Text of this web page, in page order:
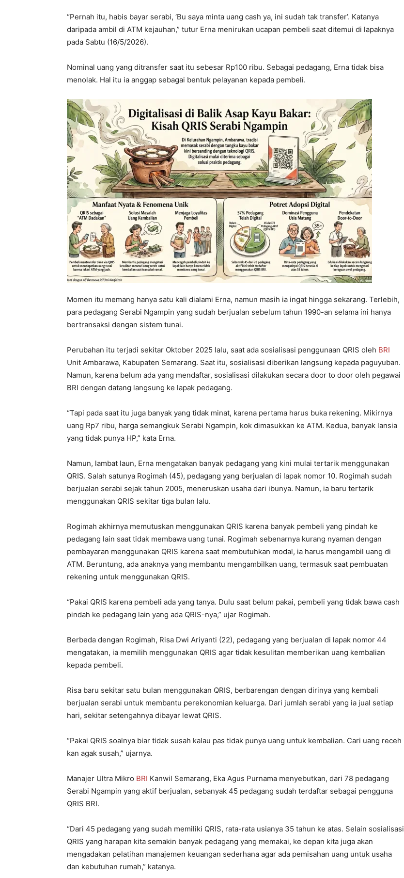
“Pernah itu, habis bayar serabi, ‘Bu saya minta uang cash ya, ini sudah tak transfer’. Katanya
daripada ambil di ATM kejauhan,” tutur Erna menirukan ucapan pembeli saat ditemui di lapaknya
pada Sabtu (16/5/2026).
Nominal uang yang ditransfer saat itu sebesar Rp100 ribu. Sebagai pedagang, Erna tidak bisa
menolak. Hal itu ia anggap sebagai bentuk pelayanan kepada pembeli.
Momen itu memang hanya satu kali dialami Erna, namun masih ia ingat hingga sekarang. Terlebih,
para pedagang Serabi Ngampin yang sudah berjualan sebelum tahun 1990-an selama ini hanya
bertransaksi dengan sistem tunai.
Perubahan itu terjadi sekitar Oktober 2025 lalu, saat ada sosialisasi penggunaan QRIS oleh BRI
Unit Ambarawa, Kabupaten Semarang. Saat itu, sosialisasi diberikan langsung kepada paguyuban.
Namun, karena belum ada yang mendaftar, sosialisasi dilakukan secara door to door oleh pegawai
BRI dengan datang langsung ke lapak pedagang.
“Tapi pada saat itu juga banyak yang tidak minat, karena pertama harus buka rekening. Mikirnya
uang Rp7 ribu, harga semangkuk Serabi Ngampin, kok dimasukkan ke ATM. Kedua, banyak lansia
yang tidak punya HP,” kata Erna.
Namun, lambat laun, Erna mengatakan banyak pedagang yang kini mulai tertarik menggunakan
QRIS. Salah satunya Rogimah (45), pedagang yang berjualan di lapak nomor 10. Rogimah sudah
berjualan serabi sejak tahun 2005, meneruskan usaha dari ibunya. Namun, ia baru tertarik
menggunakan QRIS sekitar tiga bulan lalu.
Rogimah akhirnya memutuskan menggunakan QRIS karena banyak pembeli yang pindah ke
pedagang lain saat tidak membawa uang tunai. Rogimah sebenarnya kurang nyaman dengan
pembayaran menggunakan QRIS karena saat membutuhkan modal, ia harus mengambil uang di
ATM. Beruntung, ada anaknya yang membantu mengambilkan uang, termasuk saat pembuatan
rekening untuk menggunakan QRIS.
“Pakai QRIS karena pembeli ada yang tanya. Dulu saat belum pakai, pembeli yang tidak bawa cash
pindah ke pedagang lain yang ada QRIS-nya,” ujar Rogimah.
Berbeda dengan Rogimah, Risa Dwi Ariyanti (22), pedagang yang berjualan di lapak nomor 44
mengatakan, ia memilih menggunakan QRIS agar tidak kesulitan memberikan uang kembalian
kepada pembeli.
Risa baru sekitar satu bulan menggunakan QRIS, berbarengan dengan dirinya yang kembali
berjualan serabi untuk membantu perekonomian keluarga. Dari jumlah serabi yang ia jual setiap
hari, sekitar setengahnya dibayar lewat QRIS.
“Pakai QRIS soalnya biar tidak susah kalau pas tidak punya uang untuk kembalian. Cari uang receh
kan agak susah,” ujarnya.
Manajer Ultra Mikro BRI Kanwil Semarang, Eka Agus Purnama menyebutkan, dari 78 pedagang
Serabi Ngampin yang aktif berjualan, sebanyak 45 pedagang sudah terdaftar sebagai pengguna
QRIS BRI.
“Dari 45 pedagang yang sudah memiliki QRIS, rata-rata usianya 35 tahun ke atas. Selain sosialisasi
QRIS yang harapan kita semakin banyak pedagang yang memakai, ke depan kita juga akan
mengadakan pelatihan manajemen keuangan sederhana agar ada pemisahan uang untuk usaha
dan kebutuhan rumah,” katanya.